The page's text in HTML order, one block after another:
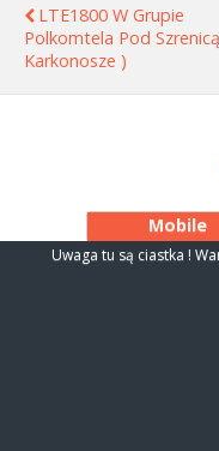
LTE1800 W Grupie
Polkomtela Pod
Karkonosze )
Mobile
Uwaga tu są ciastka !